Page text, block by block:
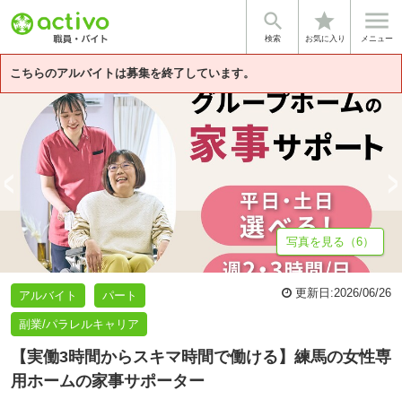

検索
star
お気に入り

メニュー
こちらのアルバイトは募集を終了しています。
基本情報 募集詳細 企業情報
写真を見る（6）
アルバイト パート
副業/パラレルキャリア
更新日:2026/06/26
【実働3時間からスキマ時間で働ける】練馬の女性専
用ホームの家事サポーター